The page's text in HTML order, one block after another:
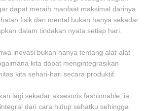
dapat meraih manfaat maksimal darinya.
fisik dan mental bukan hanya sekadar
dalam tindakan nyata setiap hari.
inovasi bukan hanya tentang alat-alat
kita dapat mengintegrasikan
kita sehari-hari secara produktif.
lagi sekadar aksesoris fashionable; ia
dari cara hidup sehatku sehingga